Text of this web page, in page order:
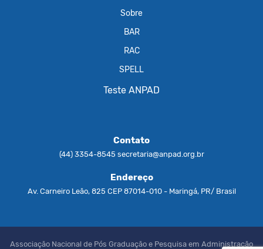
Sobre
BAR
RAC
SPELL
Teste ANPAD
Contato
(44) 3354-8545 secretaria@anpad.org.br
Endereço
Av. Carneiro Leão, 825 CEP 87014-010 - Maringá, PR/ Brasil
Associação Nacional de Pós Graduação e Pesquisa em Administração